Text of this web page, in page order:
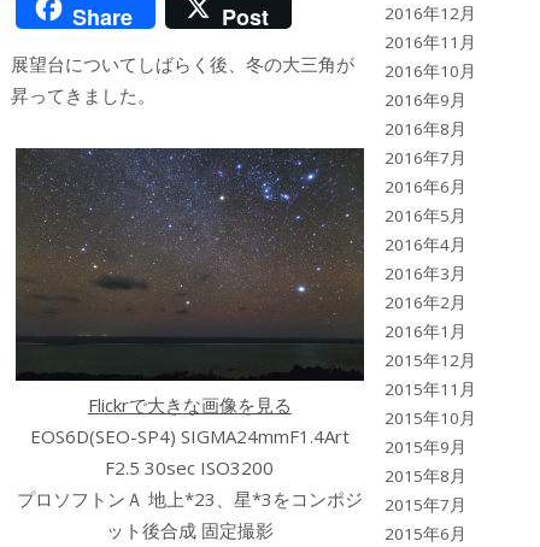
Share Post
展望台についてしばらく後、冬の大三角が
昇ってきました。
Flickrで大きな画像を見る
EOS6D(SEO-SP4) SIGMA24mmF1.4Art
F2.5 30sec ISO3200
プロソフトンＡ 地上*23、星*3をコンポジ
ット後合成 固定撮影
2016年12月
2016年11月
2016年10月
2016年9月
2016年8月
2016年7月
2016年6月
2016年5月
2016年4月
2016年3月
2016年2月
2016年1月
2015年12月
2015年11月
2015年10月
2015年9月
2015年8月
2015年7月
2015年6月